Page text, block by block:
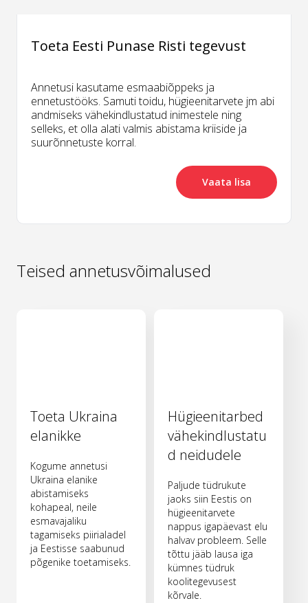
Toeta Eesti Punase Risti tegevust
Annetusi kasutame esmaabiõppeks ja
ennetustööks. Samuti toidu, hügieenitarvete jm abi
andmiseks vähekindlustatud inimestele ning
selleks, et olla alati valmis abistama kriiside ja
suurõnnetuste korral.
Vaata lisa
Teised annetusvõimalused
Toeta Ukraina
elanikke
Kogume annetusi
Ukraina elanike
abistamiseks
kohapeal, neile
esmavajaliku
tagamiseks piirialadel
ja Eestisse saabunud
põgenike toetamiseks.
Hügieenitarbed
vähekindlustatu
d neidudele
Paljude tüdrukute
jaoks siin Eestis on
hügieenitarvete
nappus igapäevast elu
halvav probleem. Selle
tõttu jääb lausa iga
kümnes tüdruk
koolitegevusest
kõrvale.